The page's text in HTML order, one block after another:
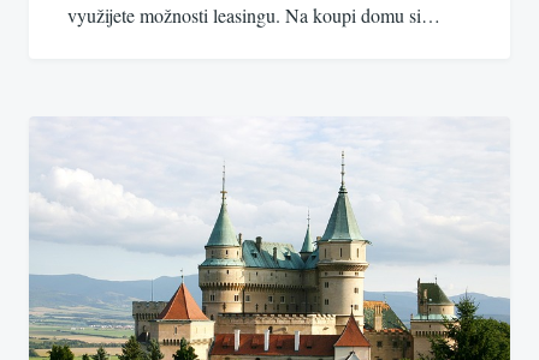
využijete možnosti leasingu. Na koupi domu si…